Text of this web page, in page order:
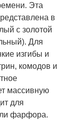
Эта
в
с золотой
Для
изгибы и
комодов и
массивную
для
фарфора.